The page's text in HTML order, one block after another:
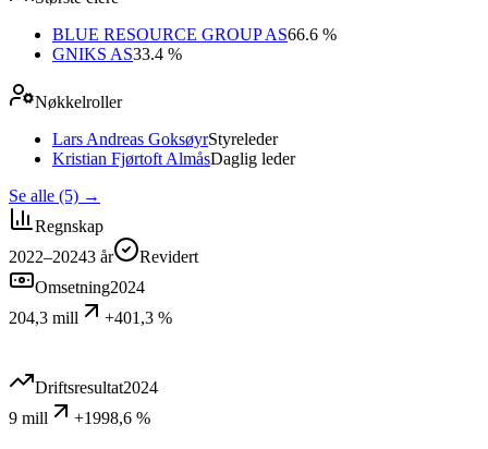
BLUE RESOURCE GROUP AS66.6 %
GNIKS AS33.4 %
Nøkkelroller
Lars Andreas GoksøyrStyreleder
Kristian Fjørtoft AlmåsDaglig leder
Se alle (5) →
Regnskap
2022–20243 år
Revidert
Omsetning2024
204,3 mill
+401,3 %
Driftsresultat2024
9 mill
+1998,6 %